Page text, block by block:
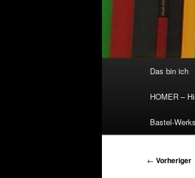
Das bin ich
HOMER –
Bastel-
← Vorheriger